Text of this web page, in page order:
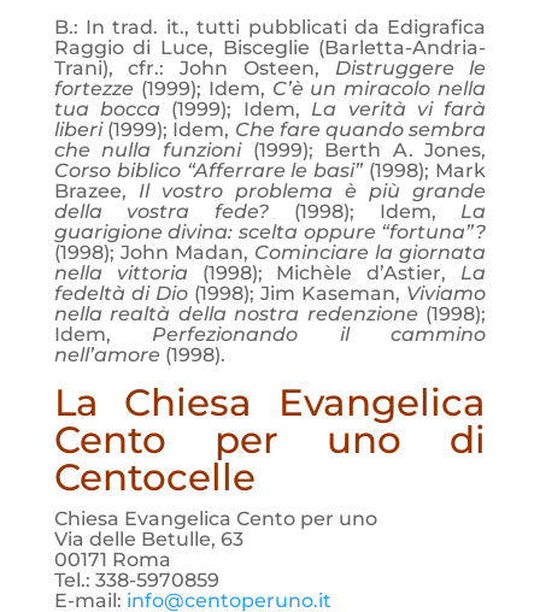
B.: In trad. it., tutti pubblicati da Edigrafica
Raggio di Luce, Bisceglie (Barletta-Andria-
Trani), cfr.: John Osteen, Distruggere le
fortezze(1999); Idem, C’è un miracolo nella
tua bocca (1999); Idem, La verità vi farà
liberi(1999); Idem, Che fare quando sembra
che nulla funzioni(1999); Berth A. Jones,
Corso biblico “Afferrare le basi” (1998); Mark
Brazee, Il vostro problema è più grande
della vostra fede? (1998); Idem, La
guarigione divina: scelta oppure “fortuna”?
(1998); John Madan, Cominciare la giornata
nella vittoria (1998); Michèle d’Astier, La
fedeltà di Dio(1998); Jim Kaseman, Viviamo
nella realtà della nostra redenzione(1998);
Idem, Perfezionando il cammino
nell’amore(1998).
La Chiesa Evangelica
Cento per uno di
Centocelle
Chiesa Evangelica Cento per uno
Via delle Betulle, 63
00171 Roma
Tel.: 338-5970859
E-mail: info@centoperuno.it